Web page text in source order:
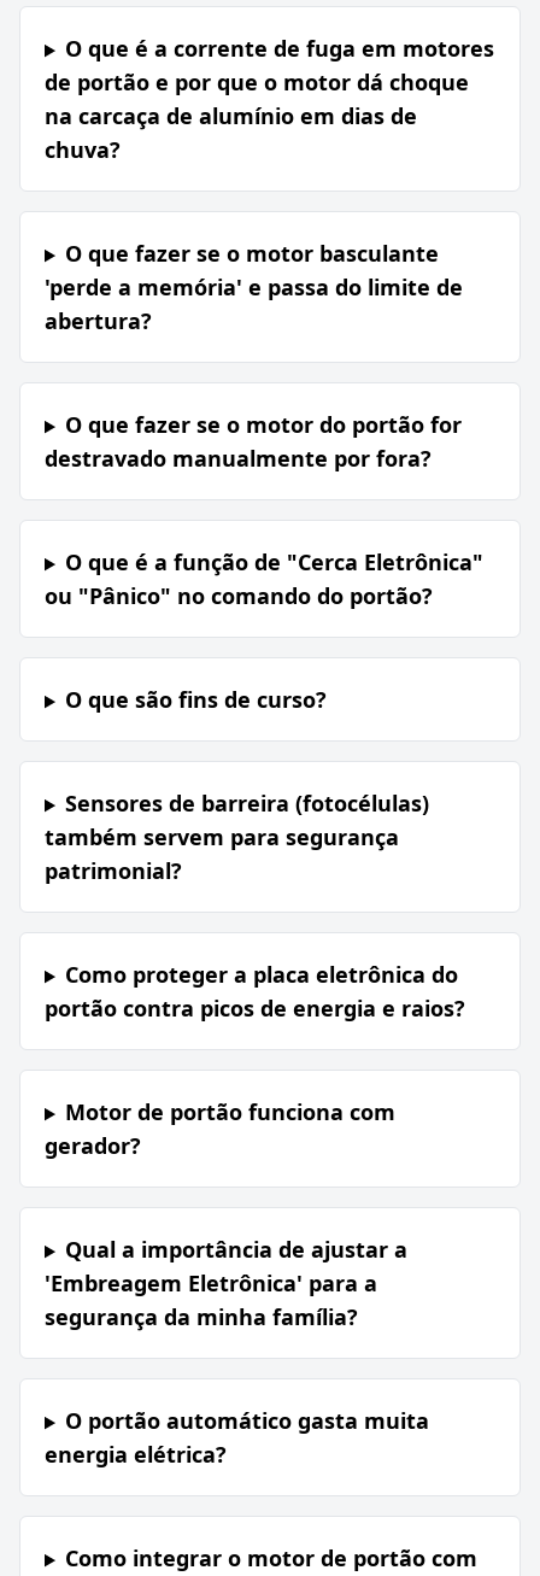
O que é a corrente de fuga em motores
de portão e por que o motor dá choque
na carcaça de alumínio em dias de
chuva?
O que fazer se o motor basculante
'perde a memória' e passa do limite de
abertura?
O que fazer se o motor do portão for
destravado manualmente por fora?
O que é a função de "Cerca Eletrônica"
ou "Pânico" no comando do portão?
O que são fins de curso?
Sensores de barreira (fotocélulas)
também servem para segurança
patrimonial?
Como proteger a placa eletrônica do
portão contra picos de energia e raios?
Motor de portão funciona com
gerador?
Qual a importância de ajustar a
'Embreagem Eletrônica' para a
segurança da minha família?
O portão automático gasta muita
energia elétrica?
Como integrar o motor de portão com